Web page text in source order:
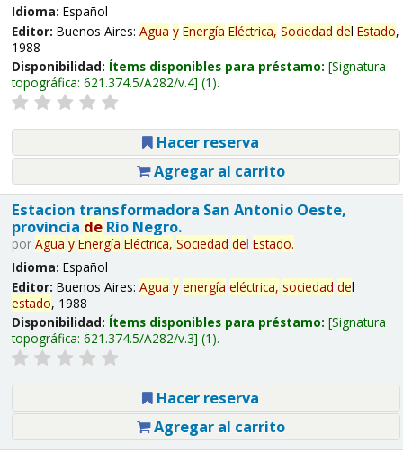
Idioma: Español
Editor: Buenos Aires: Agua y Energía Eléctrica, Sociedad del Estado,
1988
Disponibilidad: Ítems disponibles para préstamo: Signatura
topográfica: 621.374.5/A282/v.4 (1).
Hacer reserva
Agregar al carrito
Estacion transformadora San Antonio Oeste,
provincia deRío Negro.
por Agua y Energía Eléctrica, Sociedad del Estado.
Idioma: Español
Editor: Buenos Aires: Agua y energía eléctrica, sociedad del
estado, 1988
Disponibilidad: Ítems disponibles para préstamo: Signatura
topográfica: 621.374.5/A282/v.3 (1).
Hacer reserva
Agregar al carrito